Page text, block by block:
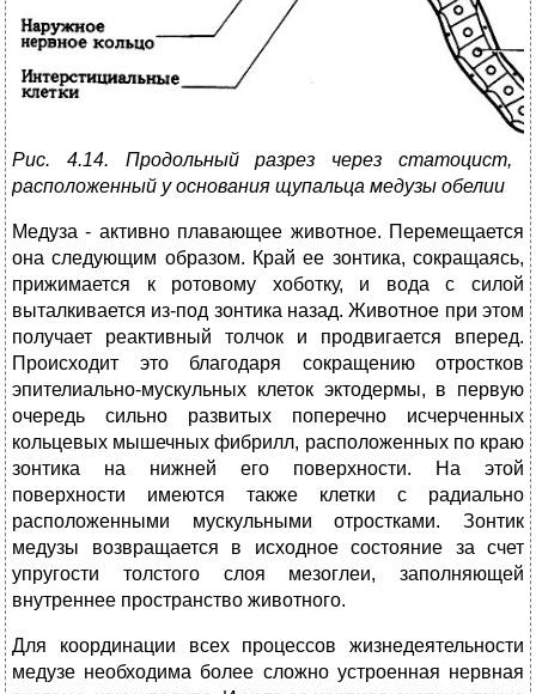
Рис. 4.14. Продольный разрез через статоцист,
расположенный у основания щупальца медузы обелии
Медуза - активно плавающее животное. Перемещается
она следующим образом. Край ее зонтика, сокращаясь,
прижимается к ротовому хоботку, и вода с силой
выталкивается из-под зонтика назад. Животное при этом
получает реактивный толчок и продвигается вперед.
Происходит это благодаря сокращению отростков
эпителиально-мускульных клеток эктодермы, в первую
очередь сильно развитых поперечно исчерченных
кольцевых мышечных фибрилл, расположенных по краю
зонтика на нижней его поверхности. На этой
поверхности имеются также клетки с радиально
расположенными мускульными отростками. Зонтик
медузы возвращается в исходное состояние за счет
упругости толстого слоя мезоглеи, заполняющей
внутреннее пространство животного.
Для координации всех процессов жизнедеятельности
медузе необходима более сложно устроенная нервная